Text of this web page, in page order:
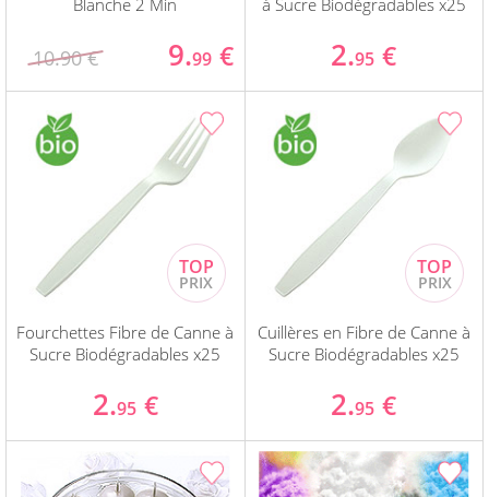
Blanche 2 Min
10.90 € 9.99 €
à Sucre Biodégradables x25
2.95 €
Fourchettes Fibre de Canne à
Sucre Biodégradables x25
2.95 €
Cuillères en Fibre de Canne à
Sucre Biodégradables x25
2.95 €